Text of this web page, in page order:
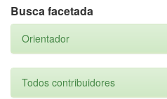
Busca facetada
Orientador
Todos contribuidores